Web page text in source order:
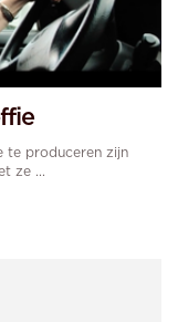
te produceren zijn
ze ...